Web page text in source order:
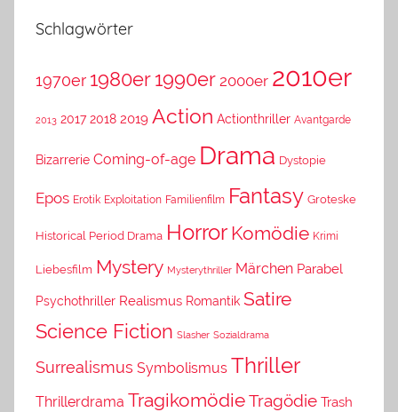
Schlagwörter
1970er 1980er 1990er 2000er 2010er
2013 2017 2018 2019 Action Actionthriller Avantgarde
Bizarrerie Coming-of-age Drama Dystopie
Epos Erotik Exploitation Familienfilm Fantasy Groteske
Historical Period Drama Horror Komödie Krimi
Liebesfilm Mystery Mysterythriller Märchen Parabel
Psychothriller Realismus Romantik Satire
Science Fiction Slasher Sozialdrama
Surrealismus Symbolismus Thriller
Thrillerdrama TragikomödieTragödie Trash